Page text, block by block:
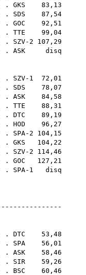
. GKS 83,13
. SDS 87,54
. GOC 92,51
. TTE 99,04
2 107,29
. ASK disq
SZV-1 72,01
. SDS 78,07
. ASK 84,58
. TTE 88,31
. DTC 89,19
. HOD 96,27
2 104,15
. GKS 104,22
2 114,46
. GOC 127,21
SPA-1 disq
. DTC 53,48
. SPA 56,01
. ASK 58,46
. SIR 59,26
. BSC 60,46